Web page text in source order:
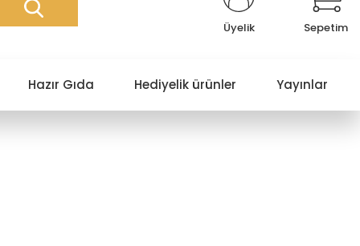
Üyelik Sepetim
Hazır Gıda Hediyelik ürünler Yayınlar